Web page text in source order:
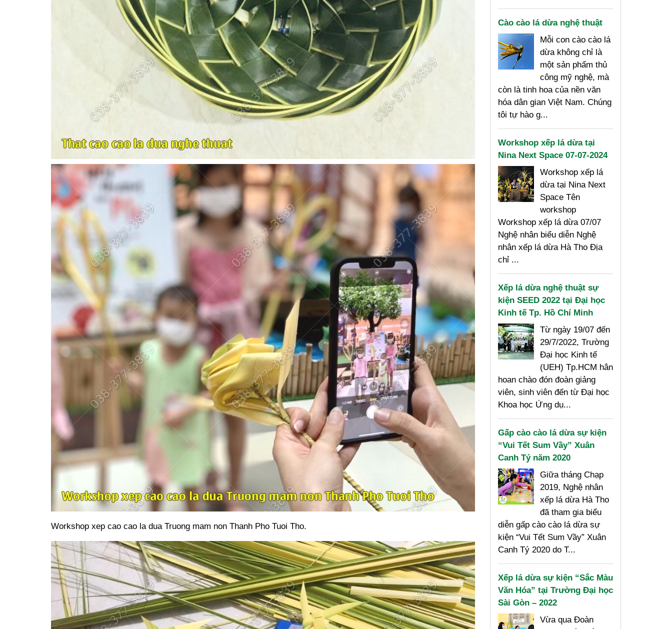
Workshop xep cao cao la dua Truong mam non Thanh Pho Tuoi Tho.
Cào cào lá dừa nghệ thuật
Mỗi con cào cào lá
dừa không chỉ là
một sản phẩm thủ
công mỹ nghệ, mà
còn là tinh hoa của nền văn
hóa dân gian Việt Nam. Chúng
tôi tự hào g...
Workshop xếp lá dừa tại
Nina Next Space 07-07-2024
Workshop xếp lá
dừa tại Nina Next
Space Tên
workshop
Workshop xếp lá dừa 07/07
Nghệ nhân biểu diễn Nghệ
nhân xếp lá dừa Hà Tho Địa
chỉ ...
Xếp lá dừa nghệ thuật sự
kiện SEED 2022 tại Đại học
Kinh tế Tp. Hồ Chí Minh
Từ ngày 19/07 đến
29/7/2022, Trường
Đại học Kinh tế
(UEH) Tp.HCM hân
hoan chào đón đoàn giảng
viên, sinh viên đến từ Đại học
Khoa học Ứng dụ...
Gấp cào cào lá dừa sự kiện
“Vui Tết Sum Vầy” Xuân
Canh Tý năm 2020
Giữa tháng Chạp
2019, Nghệ nhân
xếp lá dừa Hà Tho
đã tham gia biểu
diễn gấp cào cào lá dừa sự
kiện “Vui Tết Sum Vầy” Xuân
Canh Tý 2020 do T...
Xếp lá dừa sự kiện “Sắc Màu
Văn Hóa” tại Trường Đại học
Sài Gòn – 2022
Vừa qua Đoàn